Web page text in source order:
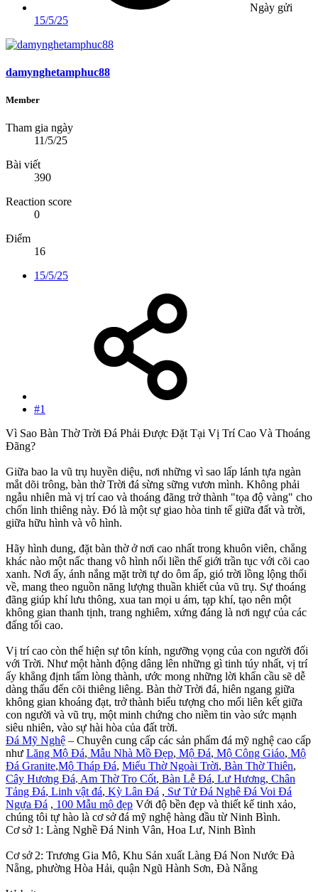
Ngày gửi
15/5/25
damynghetamphuc88
Member
Tham gia ngày
11/5/25
Bài viết
390
Reaction score
0
Điểm
16
15/5/25
#1
Vì Sao Bàn Thờ Trời Đá Phải Được Đặt Tại Vị Trí Cao Và Thoáng
Đãng?
Giữa bao la vũ trụ huyền diệu, nơi những vì sao lấp lánh tựa ngàn
mắt dõi trông, bàn thờ Trời đá sừng sững vươn mình. Không phải
ngẫu nhiên mà vị trí cao và thoáng đãng trở thành "tọa độ vàng" cho
chốn linh thiêng này. Đó là một sự giao hòa tinh tế giữa đất và trời,
giữa hữu hình và vô hình.
Hãy hình dung, đặt bàn thờ ở nơi cao nhất trong khuôn viên, chẳng
khác nào một nấc thang vô hình nối liền thế giới trần tục với cõi cao
xanh. Nơi ấy, ánh nắng mặt trời tự do ôm ấp, gió trời lồng lộng thổi
về, mang theo nguồn năng lượng thuần khiết của vũ trụ. Sự thoáng
đãng giúp khí lưu thông, xua tan mọi u ám, tạp khí, tạo nên một
không gian thanh tịnh, trang nghiêm, xứng đáng là nơi ngự của các
đấng tối cao.
Vị trí cao còn thể hiện sự tôn kính, ngưỡng vọng của con người đối
với Trời. Như một hành động dâng lên những gì tinh túy nhất, vị trí
ấy khẳng định tấm lòng thành, ước mong những lời khẩn cầu sẽ dễ
dàng thấu đến cõi thiêng liêng. Bàn thờ Trời đá, hiên ngang giữa
không gian khoáng đạt, trở thành biểu tượng cho mối liên kết giữa
con người và vũ trụ, một minh chứng cho niềm tin vào sức mạnh
siêu nhiên, vào sự hài hòa của đất trời.
Đá Mỹ Nghệ – Chuyên cung cấp các sản phẩm đá mỹ nghệ cao cấp
như Lăng Mộ Đá, Mẫu Nhà Mồ Đẹp, Mộ Đá, Mộ Công Giáo, Mộ
Đá Granite,Mộ Tháp Đá, Miếu Thờ Ngoài Trời, Bàn Thờ Thiên,
Cây Hương Đá. Am Thờ Tro Cốt, Bàn Lễ Đá, Lư Hương, Chân
Tảng Đá, Linh vật đá, Kỳ Lân Đá , Sư Tử Đá Nghê Đá Voi Đá
Ngựa Đá , 100 Mẫu mộ đẹp Với độ bền đẹp và thiết kế tinh xảo,
chúng tôi tự hào là cơ sở đá mỹ nghệ hàng đầu từ Ninh Bình.
Cơ sở 1: Làng Nghề Đá Ninh Vân, Hoa Lư, Ninh Bình
Cơ sở 2: Trương Gia Mô, Khu Sản xuất Làng Đá Non Nước Đà
Nẵng, phường Hòa Hải, quận Ngũ Hành Sơn, Đà Nẵng